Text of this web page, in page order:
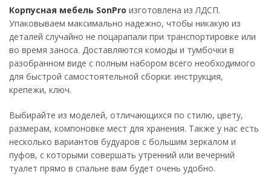
Корпусная мебель SonPro изготовлена из ЛДСП.
Упаковываем максимально надежно, чтобы никакую из
деталей случайно не поцарапали при транспортировке или
во время заноса. Доставляются комоды и тумбочки в
разобранном виде с полным набором всего необходимого
для быстрой самостоятельной сборки: инструкция,
крепежи, ключ.
Выбирайте из моделей, отличающихся по стилю, цвету,
размерам, компоновке мест для хранения. Также у нас есть
несколько вариантов будуаров с большим зеркалом и
пуфов, с которыми совершать утренний или вечерний
туалет прямо в спальне вам будет очень удобно.